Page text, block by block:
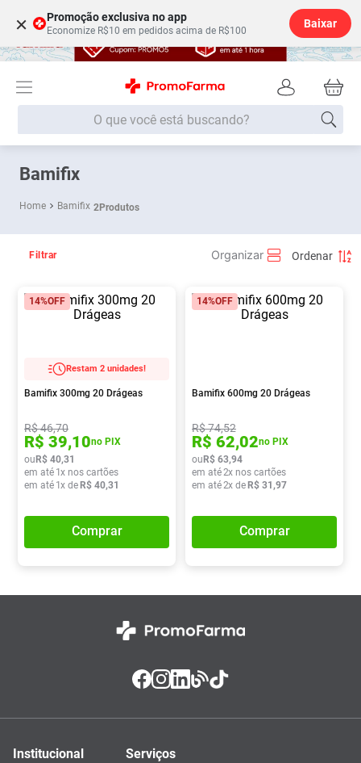
× Promoção exclusiva no app
Economize R$10 em pedidos acima de R$100
Baixar
O que você está buscando?
Bamifix
Bamifix 2Produtos
Filtrar
14%OFF
Restam 2 unidades!
Bamifix 300mg 20 Drágeas
R$46,70
R$ 39,10no PIX
ouR$ 40,31
em até 1x nos cartões
em até 1x deR$ 40,31
Comprar
14%OFF
Bamifix 600mg 20 Drágeas
R$74,52
R$ 62,02no PIX
ouR$ 63,94
em até2x nos cartões
em até2x deR$ 31 ,97
Comprar
Institucional Serviços
Termos mais buscados
1 º Fralda
3º
5º Fralda G
10º Vitamina D